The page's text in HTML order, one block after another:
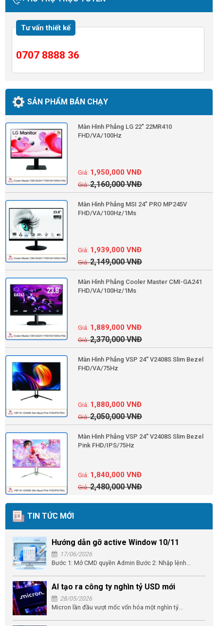
Tư vấn thiết kế
0707 8888 36
SẢN PHẨM BÁN CHẠY
Màn Hình Phẳng LG 22" 22MR410
FHD/VA/100Hz
2,160,000VNĐ
1,950,000VNĐ
Màn Hình Phẳng MSI 24" PRO MP245V
FHD/VA/100Hz/1Ms
2,149,000VNĐ
1,939,000VNĐ
Màn Hình Phẳng Cooler Master CMI-GA241
FHD/VA/100Hz/1Ms
2,370,000VNĐ
1,889,000VNĐ
Màn Hình Phẳng VSP 24'' V2408S Slim Bezel
FHD/VA/75Hz
2,050,000VNĐ
1,880,000VNĐ
Màn Hình Phẳng VSP 24'' V2408S Slim Bezel
Pink FHD/IPS/75Hz
2,480,000VNĐ
1,840,000VNĐ
TIN TỨC MỚI
Hướng dẫn gỡ active Window 10/11
17/06/2026
Bước 1: Mở CMD quyền Admin Bước 2: Nhập lệnh...
AI tạo ra công ty nghìn tỷ USD mới
28/05/2026
Micron lần đầu vượt mốc vốn hóa một nghìn tỷ...